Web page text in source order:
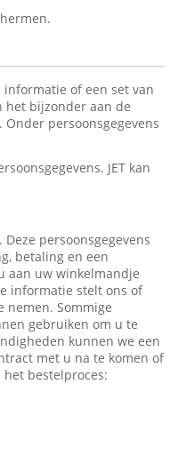
informatie of een set van
het bijzonder aan de
persoonsgegevens
JET kan
persoonsgegevens
betaling en een
aan uw winkelmandje
informatie stelt ons of
nemen. Sommige
gebruiken om u te
kunnen we een
met u na te komen of
bestelproces: